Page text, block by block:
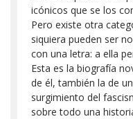
icónicos que se los
Pero existe otra
siquiera pueden ser
con una letra: a ella
Esta es la biografía
de él, también la de
surgimiento del
sobre todo una